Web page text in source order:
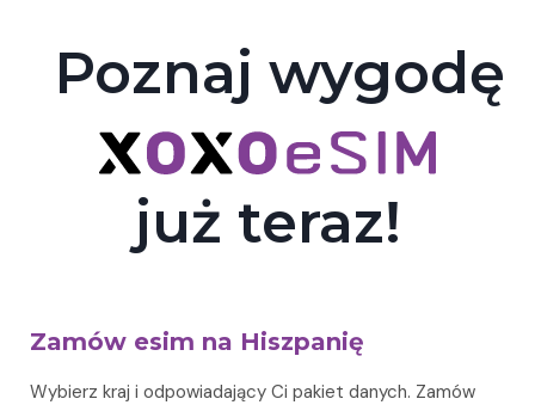
Poznaj wygodę
już teraz!
Zamów esim na Hiszpanię
Wybierz kraj i odpowiadający Ci pakiet danych. Zamów